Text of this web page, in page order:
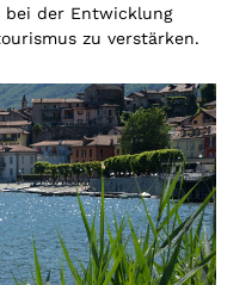
bei der Entwicklung
zu verstärken.